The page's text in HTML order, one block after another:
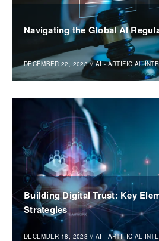
Navigating the Global AI
DECEMBER 22, 2023 //AI - ARTIFICIAL
Building Digital Trust: Key
Strategies
DECEMBER 18, 2023 //AI - ARTIFICIAL